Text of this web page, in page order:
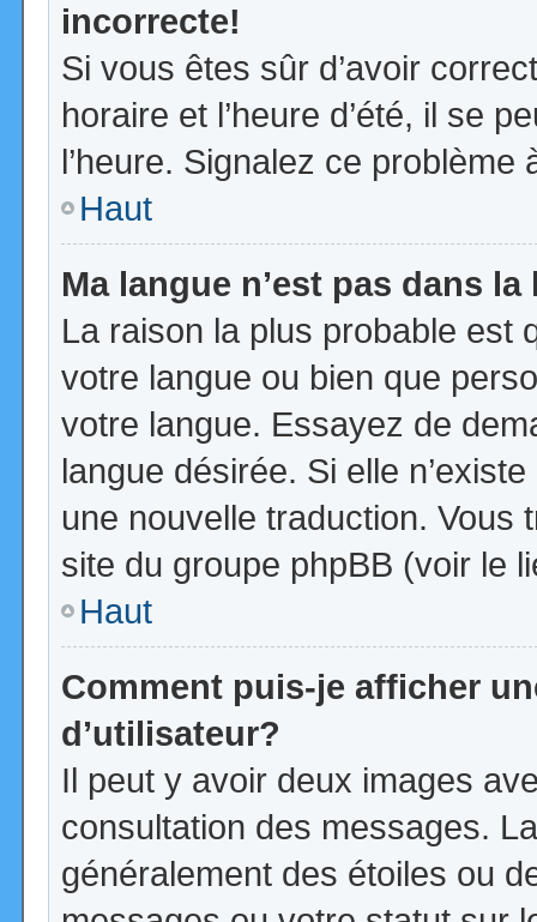
incorrecte!
Si vous êtes sûr d’avoir
horaire et l’heure d’été, il se
l’heure. Signalez ce problème
Haut
Ma langue n’est pas dans la
La raison la plus probable est
votre langue ou bien que
votre langue. Essayez de
langue désirée. Si elle
une nouvelle traduction. Vous
site du groupe phpBB (voir le
Haut
Comment puis-je afficher
d’utilisateur?
Il peut y avoir deux images
consultation des messages.
généralement des étoiles ou